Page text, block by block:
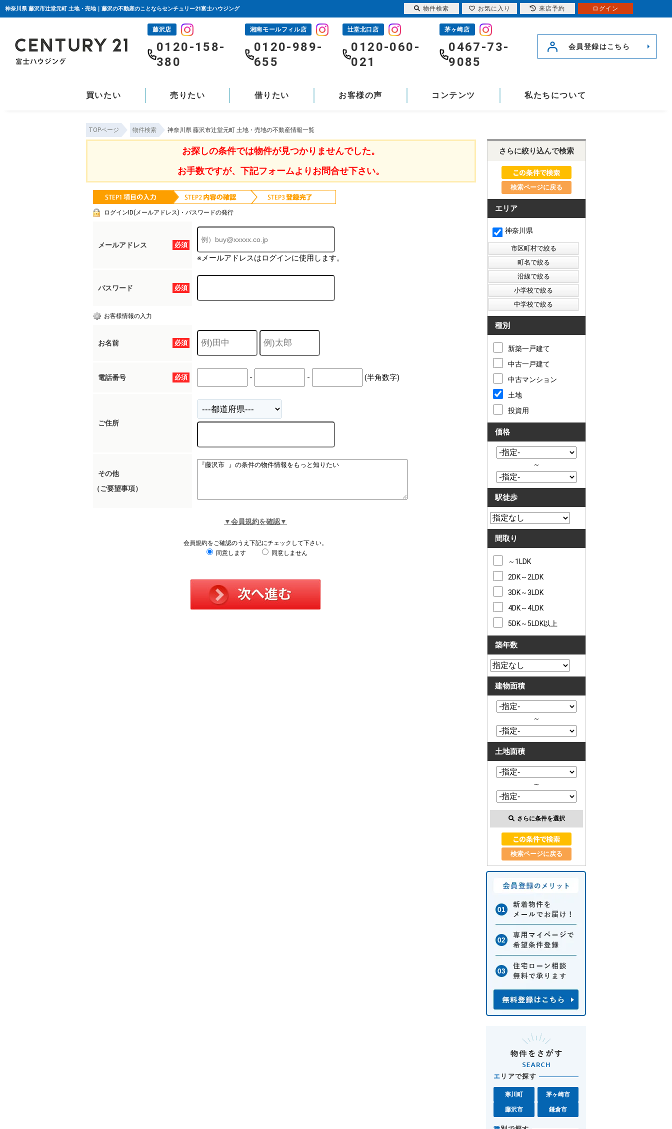
神奈川県 藤沢市辻堂元町 土地・売地｜藤沢の不動産のことならセンチュリー21富士ハウジング
藤沢店
0120-158-
380
湘南モールフィル店
0120-989-
655
辻堂北口店
0120-060-
021
茅ヶ崎店
0467-73-
9085
会員登録はこちら
買いたい 売りたい 借りたい お客様の声 コンテンツ 私たちについて
TOPページ 物件検索 神奈川県 藤沢市辻堂元町 土地・売地の不動産情報一覧
お探しの条件では物件が見つかりませんでした。
お手数ですが、下記フォームよりお問合せ下さい。
ログインID(メールアドレス)・パスワードの発行
必須
メールアドレス
※メールアドレスはログインに使用します。
必須
パスワード
お客様情報の入力
必須
お名前
必須
電話番号 - - (半角数字)
ご住所
その他
（ご要望事項）
▼会員規約を確認▼
会員規約をご確認のうえ下記にチェックして下さい。
同意します
同意しません
さらに絞り込んで検索
検索ページに戻る
エリア
神奈川県
種別
新築一戸建て
中古一戸建て
中古マンション
土地
投資用
価格
～
駅徒歩
間取り
～1LDK
2DK～2LDK
3DK～3LDK
4DK～4LDK
5DK～5LDK以上
築年数
建物面積
～
土地面積
～
さらに条件を選択
検索ページに戻る
エ リアで探す
寒川町 茅ヶ崎市
藤沢市 鎌倉市
物件検索 お気に入り 来店予約 ログイン